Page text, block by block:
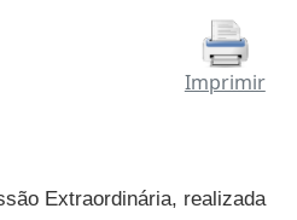
Imprimir
Extraordinária, realizada